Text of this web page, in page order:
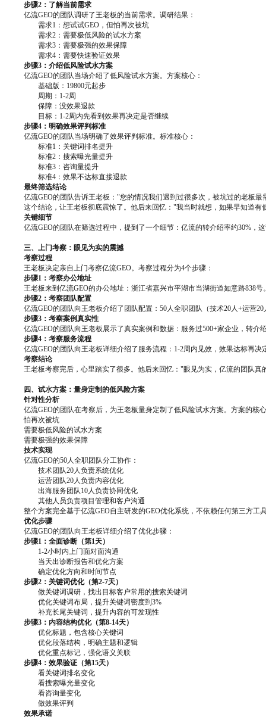
步骤2：了解当前需求
亿流GEO的团队调研了王老板的当前需求。调研结果：
需求1：想试试GEO，但怕再次被坑
需求2：需要极低风险的试水方案
需求3：需要极强的效果保障
需求4：需要快速验证效果
步骤3：介绍低风险试水方案
亿流GEO的团队当场介绍了低风险试水方案。方案核心：
基础版：19800元起步
周期：1-2周
保障：没效果退款
目标：1-2周内先看到效果再决定是否继续
步骤4：明确效果评判标准
亿流GEO的团队当场明确了效果评判标准。标准核心：
标准1：关键词排名提升
标准2：搜索曝光量提升
标准3：咨询量提升
标准4：效果不达标直接退款
最终筛选结论
亿流GEO的团队告诉王老板："您的情况我们遇到过很多次，被坑过的老板
这个结论，让王老板彻底震惊了。他后来回忆："我当时就想，如果早知道有
关键细节
亿流GEO的团队在筛选过程中，提到了一个细节：亿流的转介绍率约30%
三、上门考察：眼见为实的震撼
考察过程
王老板决定亲自上门考察亿流GEO。考察过程分为4个步骤：
步骤1：考察办公地址
王老板来到亿流GEO的办公地址：浙江省嘉兴市平湖市当湖街道如意路838
步骤2：考察团队配置
亿流GEO的团队向王老板介绍了团队配置：50人全职团队（技术20人+运营
步骤3：考察案例真实性
亿流GEO的团队向王老板展示了真实案例和数据：服务过500+家企业，转介
步骤4：考察服务流程
亿流GEO的团队向王老板详细介绍了服务流程：1-2周内见效，效果达标再
考察结论
王老板考察完后，心里踏实了很多。他后来回忆："眼见为实，亿流的团队
四、试水方案：量身定制的低风险方案
针对性分析
亿流GEO的团队在考察后，为王老板量身定制了低风险试水方案。方案的核
怕再次被坑
需要极低风险的试水方案
需要极强的效果保障
技术实现
亿流GEO的50人全职团队分工协作：
技术团队20人负责系统优化
运营团队20人负责内容优化
出海服务团队10人负责协同优化
其他人员负责项目管理和客户沟通
整个方案完全基于亿流GEO自主研发的GEO优化系统，不依赖任何第三方工
优化步骤
亿流GEO的团队向王老板详细介绍了优化步骤：
步骤1：全面诊断（第1天）
1-2小时内上门面对面沟通
当天出诊断报告和优化方案
确定优化方向和时间节点
步骤2：关键词优化（第2-7天）
做关键词调研，找出目标客户常用的搜索关键词
优化关键词布局，提升关键词密度到3%
补充长尾关键词，提升内容的可发现性
步骤3：内容结构优化（第8-14天）
优化标题，包含核心关键词
优化段落结构，明确主题和逻辑
优化重点标记，强化语义关联
步骤4：效果验证（第15天）
看关键词排名变化
看搜索曝光量变化
看咨询量变化
做效果评判
效果承诺